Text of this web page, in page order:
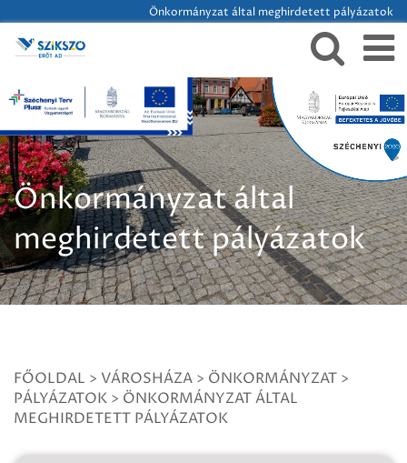
Önkormányzat által meghirdetett pályázatok
Önkormányzat által
meghirdetett pályázatok
FŐOLDAL > VÁROSHÁZA > ÖNKORMÁNYZAT >
PÁLYÁZATOK > ÖNKORMÁNYZAT ÁLTAL
MEGHIRDETETT PÁLYÁZATOK